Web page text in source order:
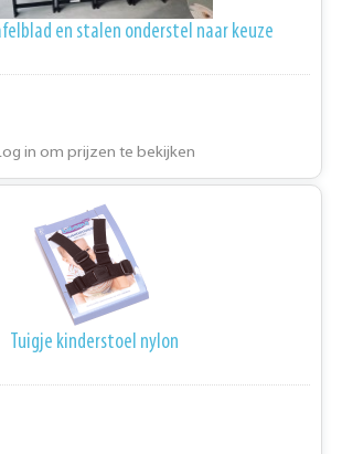
en stalen onderstel naar keuze
in om prijzen te bekijken
Tuigje kinderstoel nylon